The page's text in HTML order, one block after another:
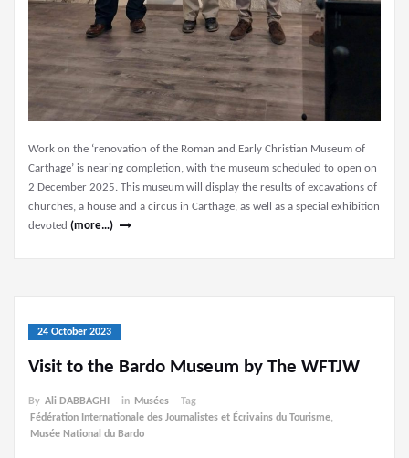
Work on the ‘renovation of the Roman and Early Christian Museum of
Carthage’ is nearing completion, with the museum scheduled to open on
2 December 2025. This museum will display the results of excavations of
churches, a house and a circus in Carthage, as well as a special exhibition
devoted (more…)
24 October 2023
Visit to the Bardo Museum by The WFTJW
By Ali DABBAGHI in Musées
Tag
Fédération Internationale des Journalistes et Écrivains du Tourisme,
Musée National du Bardo